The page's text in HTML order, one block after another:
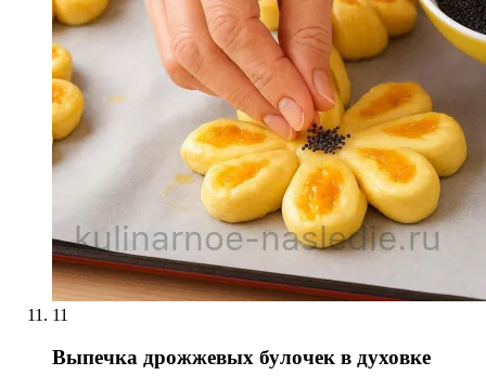
11
Выпечка дрожжевых булочек в духовке